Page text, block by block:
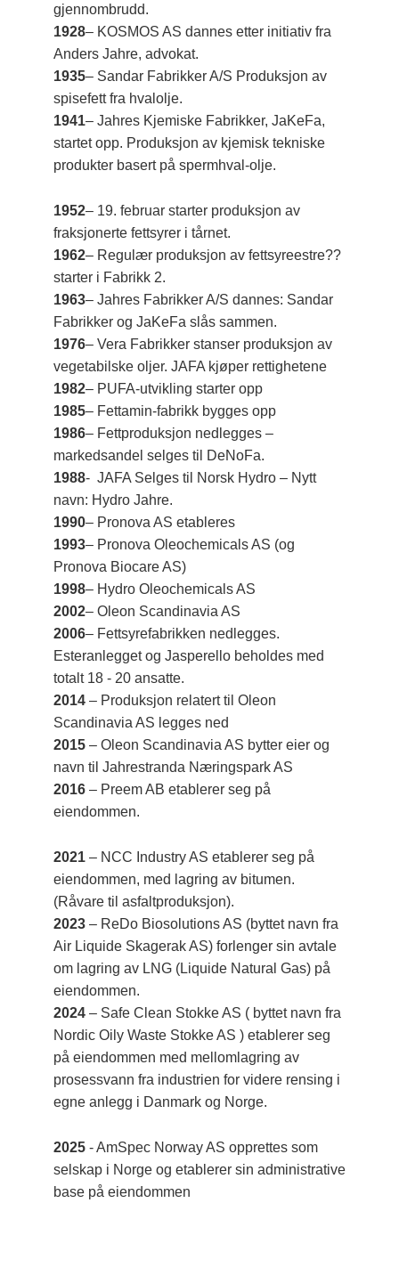
gjennombrudd.
1928– KOSMOS AS dannes etter initiativ fra
Anders Jahre, advokat.
1935– Sandar Fabrikker A/S Produksjon av
spisefett fra hvalolje.
1941– Jahres Kjemiske Fabrikker, JaKeFa,
startet opp. Produksjon av kjemisk tekniske
produkter basert på spermhval-olje.
1952– 19. februar starter produksjon av
fraksjonerte fettsyrer i tårnet.
1962– Regulær produksjon av fettsyreestre??
starter i Fabrikk 2.
1963– Jahres Fabrikker A/S dannes: Sandar
Fabrikker og JaKeFa slås sammen.
1976– Vera Fabrikker stanser produksjon av
vegetabilske oljer. JAFA kjøper rettighetene
1982– PUFA-utvikling starter opp
1985– Fettamin-fabrikk bygges opp
1986– Fettproduksjon nedlegges –
markedsandel selges til DeNoFa.
1988- JAFA Selges til Norsk Hydro – Nytt
navn: Hydro Jahre.
1990– Pronova AS etableres
1993– Pronova Oleochemicals AS (og
Pronova Biocare AS)
1998– Hydro Oleochemicals AS
2002– Oleon Scandinavia AS
2006– Fettsyrefabrikken nedlegges.
Esteranlegget og Jasperello beholdes med
totalt 18 - 20 ansatte.
2014 – Produksjon relatert til Oleon
Scandinavia AS legges ned
2015 – Oleon Scandinavia AS bytter eier og
navn til Jahrestranda Næringspark AS
2016 – Preem AB etablerer seg på
eiendommen.
2021 – NCC Industry AS etablerer seg på
eiendommen, med lagring av bitumen.
(Råvare til asfaltproduksjon).
2023 – ReDo Biosolutions AS (byttet navn fra
Air Liquide Skagerak AS) forlenger sin avtale
om lagring av LNG (Liquide Natural Gas) på
eiendommen.
2024 – Safe Clean Stokke AS ( byttet navn fra
Nordic Oily Waste Stokke AS ) etablerer seg
på eiendommen med mellomlagring av
prosessvann fra industrien for videre rensing i
egne anlegg i Danmark og Norge.
2025 - AmSpec Norway AS opprettes som
selskap i Norge og etablerer sin administrative
base på eiendommen